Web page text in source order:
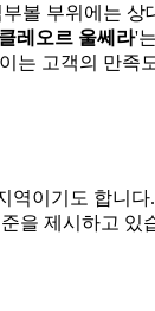
볼 부위에는 상
클레오르 울쎄라'
는 고객의 만족
이기도 합니
을 제시하고 있